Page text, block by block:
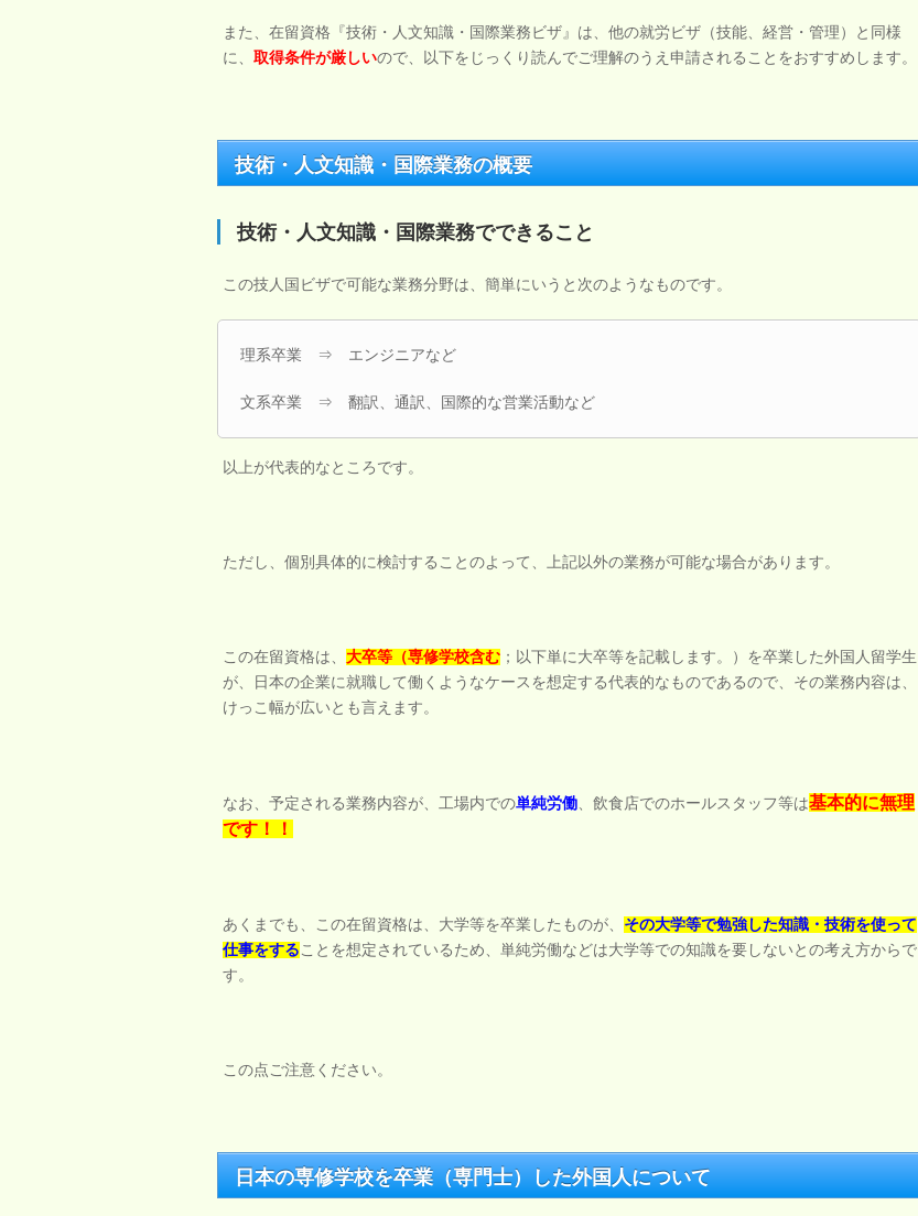
また、在留資格『技術・人文知識・国際業務ビザ』は、他の就労ビザ（技能、経営・管理）と同様
に、 取得条件が厳しいので、以下をじっくり読んでご理解のうえ申請されることをおすすめします。
技術・人文知識・国際業務の概要
技術・人文知識・国際業務でできること
この技人国ビザで可能な業務分野は、簡単にいうと次のようなものです。
理系卒業 ⇒ エンジニアなど
文系卒業 ⇒ 翻訳、通訳、国際的な営業活動など
以上が代表的なところです。
ただし、個別具体的に検討することのよって、上記以外の業務が可能な場合があります。
この在留資格は、 大卒等（専修学校含む ；以下単に大卒等を記載します。）を卒業した外国人留学生
が、日本の企業に就職して働くようなケースを想定する代表的なものであるので、その業務内容は、
けっこ幅が広いとも言えます。
なお、予定される業務内容が、工場内での単純労働、飲食店でのホールスタッフ等は基本的に無理
です！！
あくまでも、この在留資格は、大学等を卒業したものが、 その大学等で勉強した知識・技術を使って
仕事をする ことを想定されているため、単純労働などは大学等での知識を要しないとの考え方からで
す。
この点ご注意ください。
日本の専修学校を卒業（専門士）した外国人について